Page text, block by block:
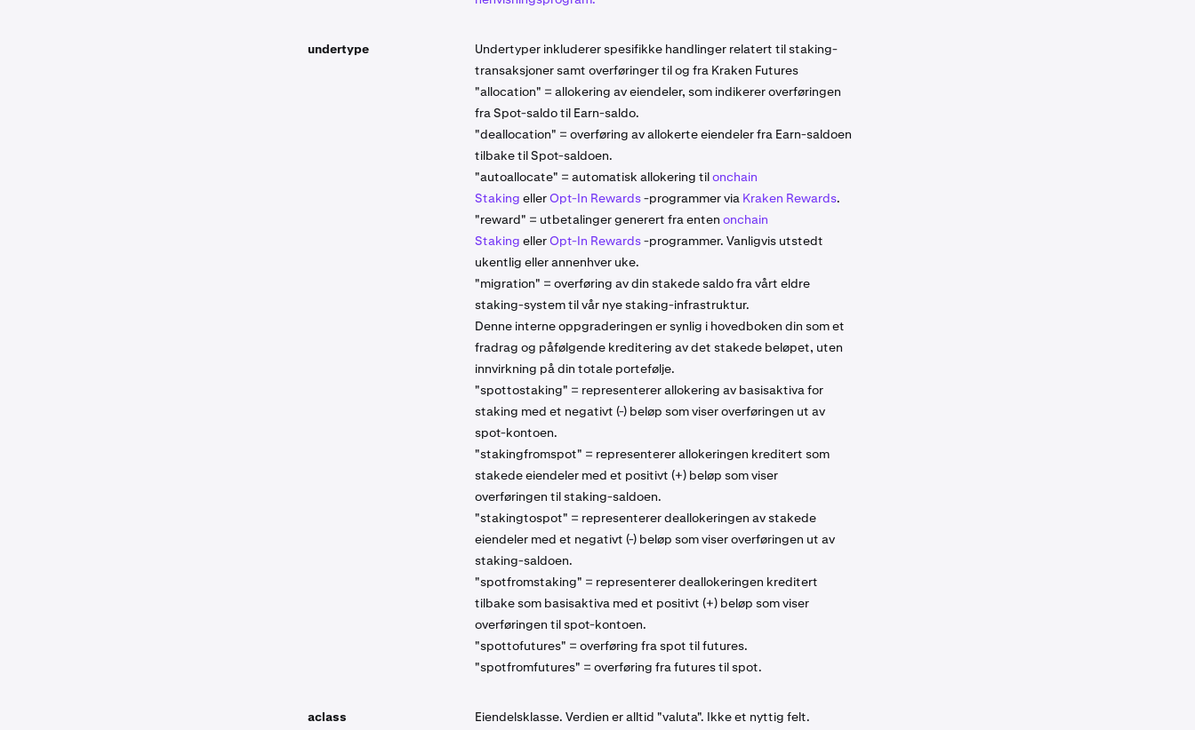
undertype
Undertyper inkluderer spesifikke handlinger relatert til staking-
transaksjoner samt overføringer til og fra Kraken Futures
"allocation" = allokering av eiendeler, som indikerer overføringen
fra Spot-saldo til Earn-saldo.
"deallocation" = overføring av allokerte eiendeler fra Earn-saldoen
tilbake til Spot-saldoen.
"autoallocate" = automatisk allokering tilonchain
Staking ellerOpt-In Rewards-programmer via Kraken Rewards.
"reward" = utbetalinger generert fra enten onchain
Staking ellerOpt-In Rewards-programmer. Vanligvis utstedt
ukentlig eller annenhver uke.
"migration" = overføring av din stakede saldo fra vårt eldre
staking-system til vår nye staking-infrastruktur.
Denne interne oppgraderingen er synlig i hovedboken din som et
fradrag og påfølgende kreditering av det stakede beløpet, uten
innvirkning på din totale portefølje.
"spottostaking" = representerer allokering av basisaktiva for
staking med et negativt (-) beløp som viser overføringen ut av
spot-kontoen.
"stakingfromspot" = representerer allokeringen kreditert som
stakede eiendeler med et positivt (+) beløp som viser
overføringen til staking-saldoen.
"stakingtospot" = representerer deallokeringen av stakede
eiendeler med et negativt (-) beløp som viser overføringen ut av
staking-saldoen.
"spotfromstaking" = representerer deallokeringen kreditert
tilbake som basisaktiva med et positivt (+) beløp som viser
overføringen til spot-kontoen.
"spottofutures" = overføring fra spot til futures.
"spotfromfutures" = overføring fra futures til spot.
aclass Eiendelsklasse. Verdien er alltid "valuta". Ikke et nyttig felt.